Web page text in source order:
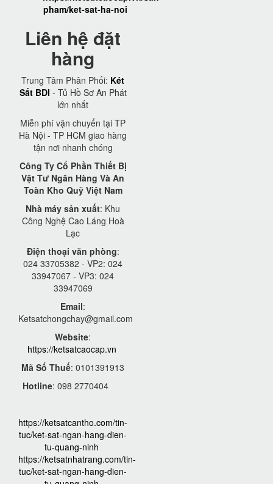
pham/ket-sat-ha-noi
Liên hệ đặt
hàng
Trung Tâm Phân Phối: Két
Sắt BDI - Tủ Hồ Sơ An Phát
lớn nhất
Miễn phí vận chuyển tại TP
Hà Nội - TP HCM giao hàng
tận nơi nhanh chóng
Công Ty Cổ Phần Thiết Bị
Vật Tư Ngân Hàng Và An
Toàn Kho Quỹ Việt Nam
Nhà máy sản xuất: Khu
Công Nghệ Cao Láng Hoà
Lạc
Điện thoại văn phòng:
024 33705382 - VP2: 024
33947067 - VP3: 024
33947069
Email:
Ketsatchongchay@gmail.com
Website:
https://ketsatcaocap.vn
Mã Số Thuế: 0101391913
Hotline: 098 2770404
https://ketsatcantho.com/tin-
tuc/ket-sat-ngan-hang-dien-
tu-quang-ninh
https://ketsatnhatrang.com/tin-
tuc/ket-sat-ngan-hang-dien-